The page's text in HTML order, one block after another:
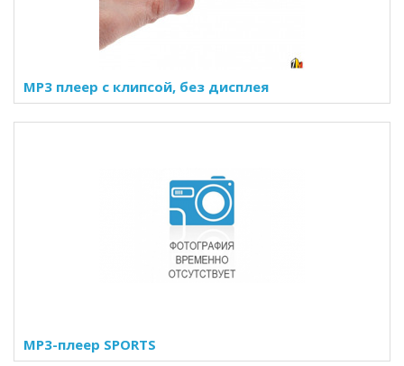
MP3 плеер с клипсой, без дисплея
MP3-плеер SPORTS